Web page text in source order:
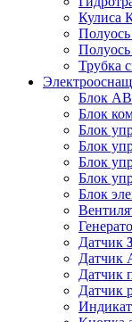
Кулиса
Полуось
Трубка
Блок
Блок
Блок
Блок
Блок
Блок
Блок
Датчик
Датчик
Датчик
Датчик